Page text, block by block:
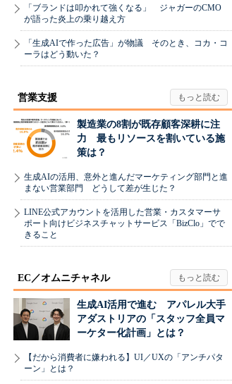
「ブランドは叩かれて強くなる」 ジャガーのCMO
が語った炎上の乗り越え方
「生成AIで作った広告」が物議 そのとき、コカ・コ
ーラはどう動いた？
営業支援
製造業の8割が既存顧客深耕に注
力 最もリソースを割いている施
策は？
生成AIの活用、意外と進んだマーケティング部門と進
まない営業部門 どうして差が生じた？
LINE公式アカウントを活用した営業・カスタマーサ
ポート向けビジネスチャットサービス「BizClo」でで
きること
EC／オムニチャネル
生成AI活用で進む アパレル大手
アダストリアの「スタッフ全員マ
ーケター化計画」とは？
【だから消費者に嫌われる】UI／UXの「アンチパタ
ーン」とは？